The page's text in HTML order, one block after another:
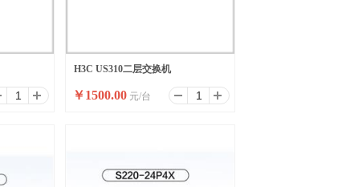
H3C US310二层交换机
￥1500.00 元/台